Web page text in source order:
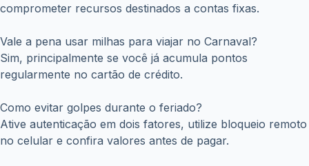
comprometer recursos destinados a contas fixas.
Vale a pena usar milhas para viajar no Carnaval?
Sim, principalmente se você já acumula pontos
regularmente no cartão de crédito.
Como evitar golpes durante o feriado?
Ative autenticação em dois fatores, utilize bloqueio remoto
no celular e confira valores antes de pagar.